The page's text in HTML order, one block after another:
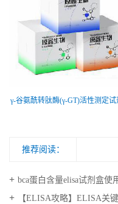
γ-谷氨酰转肽酶(γ-GT)活性测定试
推荐阅读：
bca蛋白含量elisa试剂盒使
【ELISA攻略】ELISA关键一步!这